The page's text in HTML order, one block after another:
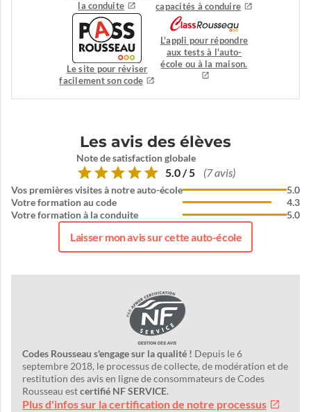
la conduite
capacités à conduire
Le site pour réviser
facilement son code
L'appli pour répondre
aux tests à l'auto-
école ou à la maison.
Les avis des élèves
Note de satisfaction globale
5.0 / 5 (7 avis)
Vos premières visites à notre auto-école
Votre formation au code
Votre formation à la conduite
5.0
4.3
5.0
Laisser mon avis sur cette auto-école
Codes Rousseau s'engage sur la qualité ! Depuis le 6
septembre 2018, le processus de collecte, de modération et de
restitution des avis en ligne de consommateurs de Codes
Rousseau estcertifié NF SERVICE.
Plus d'infos sur la certification de notre processus